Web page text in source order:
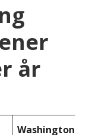
år
Washington